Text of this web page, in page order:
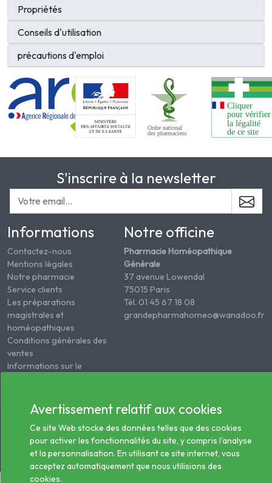
Propriétés
Conseils d'utilisation
précautions d'emploi
S'inscrire à la newsletter
Informations
Contactez-nous
Mentions légales
Notre pharmacie
Service clients
Les préparations
magistrales et
homéopathiques
Conditions générales des
ventes
Informations sur le
Notre officine
Pharmacie Homéopathique
Générale
37 avenue Lowendal
75015 Paris
Tél. 01 45 67 18 08
grandepharmahomeo@wanadoo.fr
Générale
Avertissement relatif aux cookies
Ce site Web stocke des données telles que des cookies
pour activer les fonctionnalités du site, y compris l'analyse
et la personnalisation. En utilisant ce site internet, vous
acceptez automatiquement que nous utilisions des
cookies.